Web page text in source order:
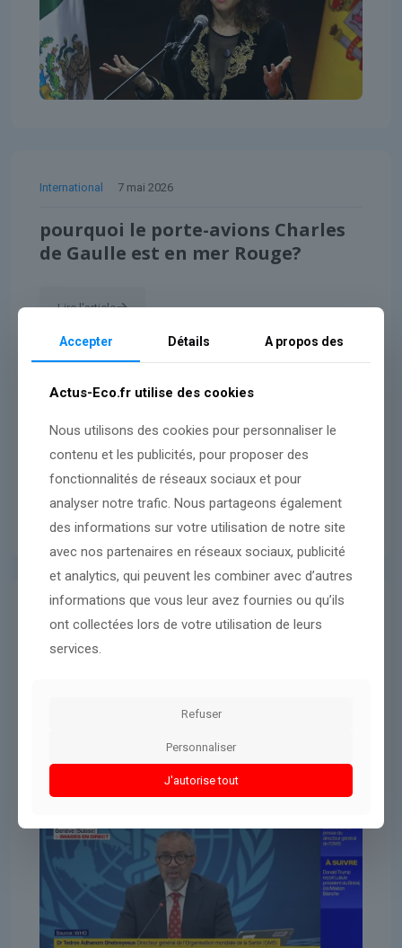
International 7 mai 2026
pourquoi le porte-avions Charles
de Gaulle est en mer Rouge?
Lire l'article
Hantavirus: cinq cas confirmés et
Accepter Détails A propos des
Actus-Eco.fr utilise des cookies
Nous utilisons des cookies pour personnaliser le
contenu et les publicités, pour proposer des
fonctionnalités de réseaux sociaux et pour
analyser notre trafic. Nous partageons également
des informations sur votre utilisation de notre site
avec nos partenaires en réseaux sociaux, publicité
et analytics, qui peuvent les combiner avec d’autres
informations que vous leur avez fournies ou qu’ils
ont collectées lors de votre utilisation de leurs
services.
Refuser
Personnaliser
J'autorise tout